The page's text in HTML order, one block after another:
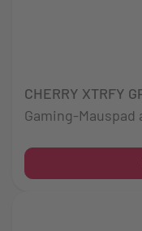
CHERRY XTRFY
Gaming-